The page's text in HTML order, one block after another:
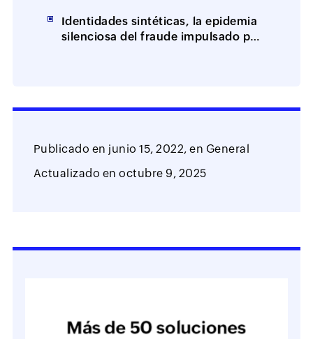
Identidades sintéticas, la epidemia
silenciosa del fraude impulsado por
Publicado en junio 15, 2022, en General
Actualizado enoctubre 9, 2025